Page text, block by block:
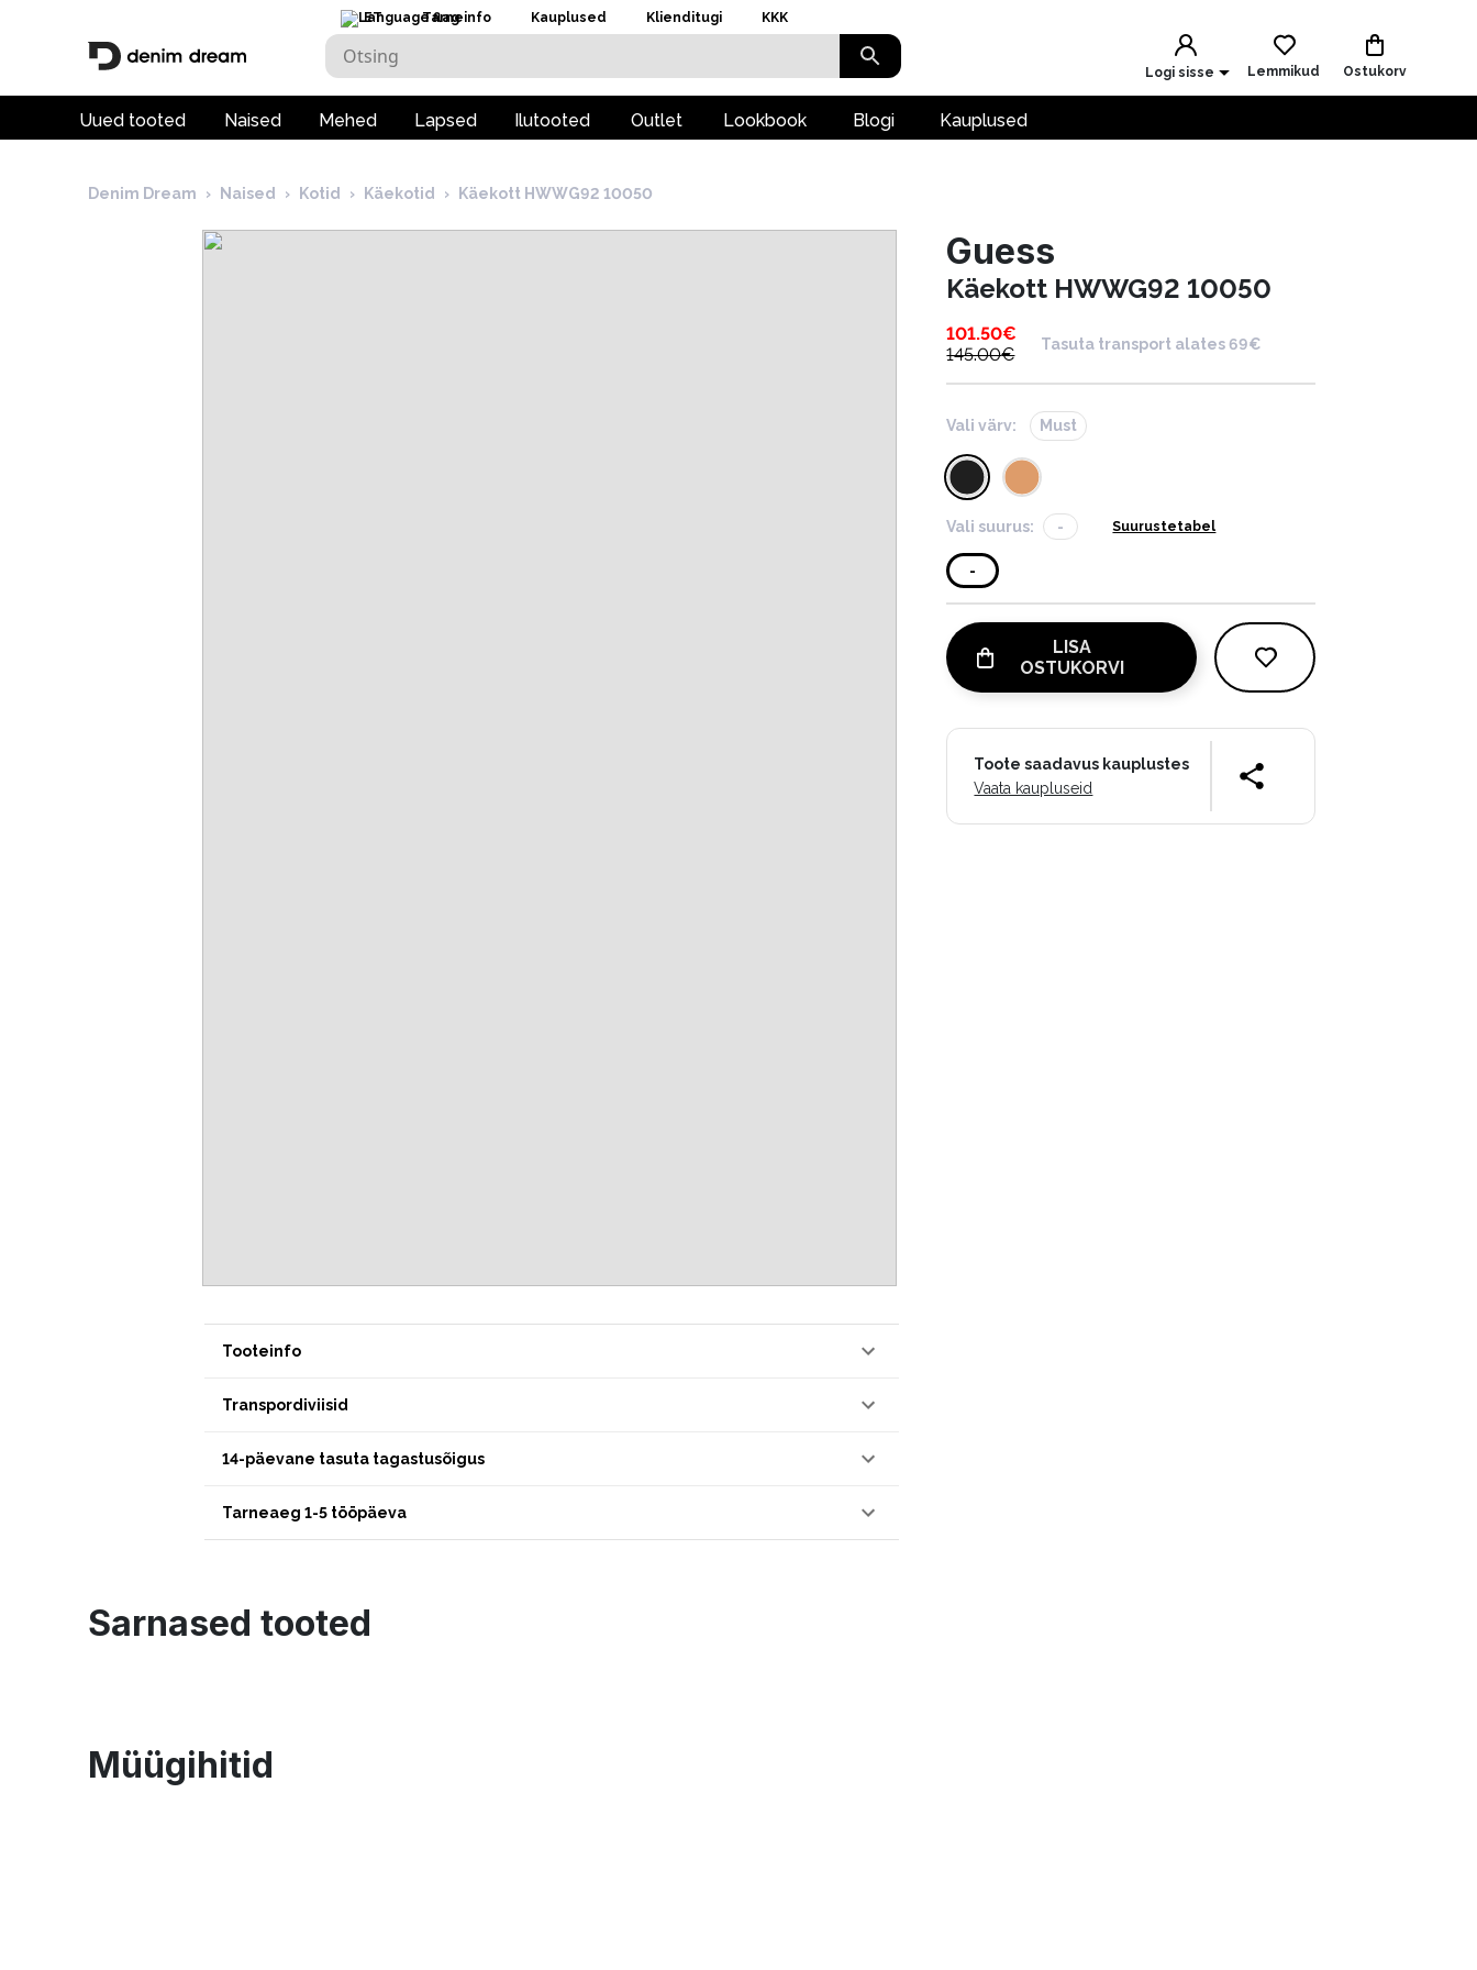
ET Tarneinfo Kauplused Klienditugi KKK
Logi sisse Lemmikud Ostukorv
Uued tooted Naised Mehed Lapsed Ilutooted Outlet Lookbook Blogi Kauplused
Denim Dream › Naised › Kotid › Käekotid › Käekott HWWG92 10050
Tooteinfo
Transpordiviisid
14-päevane tasuta tagastusõigus
Tarneaeg 1-5 tööpäeva
Guess
Käekott HWWG92 10050
101.50€
145.00€
Tasuta transport alates 69€
Vali värv: Must
Vali suurus: - Suurustetabel
-
LISA
OSTUKORVI
Toote saadavus kauplustes
Vaata kaupluseid
Sarnased tooted
Müügihitid